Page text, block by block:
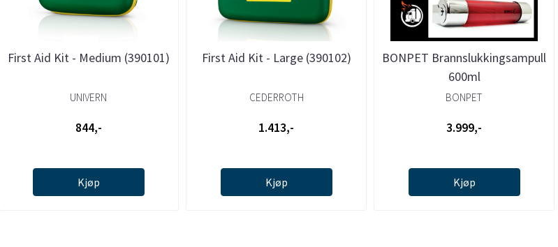
First Aid Kit - Medium (390101)
UNIVERN
844,-
Kjøp
First Aid Kit - Large (390102)
CEDERROTH
1.413,-
Kjøp
BONPET Brannslukkingsampull
600ml
BONPET
3.999,-
Kjøp